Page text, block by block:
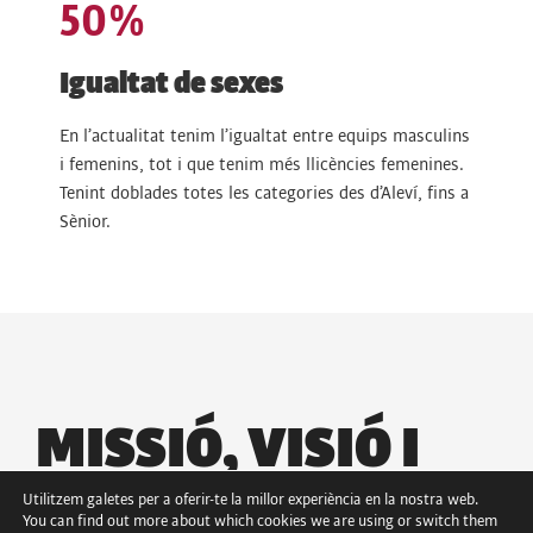
Igualtat de sexes
50%
En l’actualitat tenim l’igualtat entre equips masculins
i femenins, tot i que tenim més llicències femenines.
Tenint doblades totes les categories des d’Aleví, fins a
Sènior.
MISSIÓ, VISIÓ I
VALORS
Utilitzem galetes per a oferir-te la millor experiència en la nostra web.
You can find out more about which cookies we are using or switch them